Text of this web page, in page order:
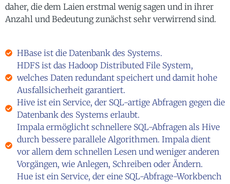
daher, die dem Laien erstmal wenig sagen und in ihrer
Anzahl und Bedeutung zunächst sehr verwirrend sind.
HBase ist die Datenbank des Systems.
HDFS ist das Hadoop Distributed File System,
welches Daten redundant speichert und damit hohe
Ausfallsicherheit garantiert.
Hive ist ein Service, der SQL-artige Abfragen gegen die
Datenbank des Systems erlaubt.
Impala ermöglicht schnellere SQL-Abfragen als Hive
durch bessere parallele Algorithmen. Impala dient
vor allem dem schnellen Lesen und weniger anderen
Vorgängen, wie Anlegen, Schreiben oder Ändern.
Hue ist ein Service, der eine SQL-Abfrage-Workbench